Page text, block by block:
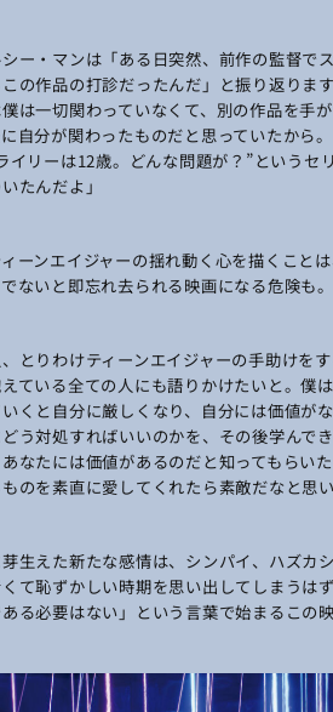
ー・マンは「ある日突然、前作の監督で
の作品の打診だったんだ」と振り返ります
僕は一切関わっていなくて、別の作品を
自分が関わったものだと思っていたから
イリーは12歳。どんな問題が？”という
たんだよ」
ーンエイジャーの揺れ動く心を描くこと
ないと即忘れ去られる映画になる危険も。
、とりわけティーンエイジャーの手助け
ている全ての人にも語りかけたいと。僕
くと自分に厳しくなり、自分には価値が
う対処すればいいのかを、その後学んで
なたには価値があるのだと知ってもらい
のを素直に愛してくれたら素敵だなと思い
生えた新たな感情は、シンパイ、ハズカ
て恥ずかしい時期を思い出してしまうは
る必要はない」という言葉で始まるこの